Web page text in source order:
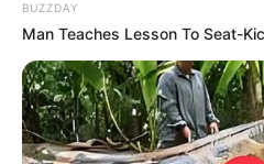
BUZZDAY
Man Teaches Lesson To Seat-